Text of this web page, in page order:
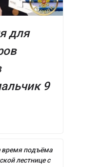
для
9
подъёма
лестнице с